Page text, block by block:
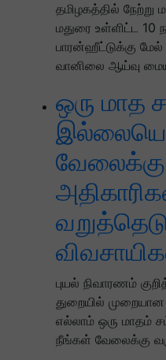
தமிழகத்தில் நேற்று
மதுரை உள்ளிட்ட 10
பாரன்ஹீட்டுக்கு
வானிலை ஆய்வு
ஒரு மாத
புயல் நிவாரணம்
துறையில்
எல்லாம் ஒரு மாதம்
நீங்கள் வேலைக்கு